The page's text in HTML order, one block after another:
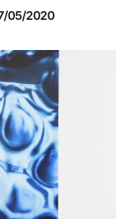
05/2020